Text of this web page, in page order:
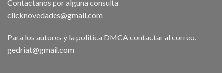
Contactanos por alguna consulta
clicknovedades@gmail.com
Para los autores y la politica DMCA contactar al correo:
gedriat@gmail.com